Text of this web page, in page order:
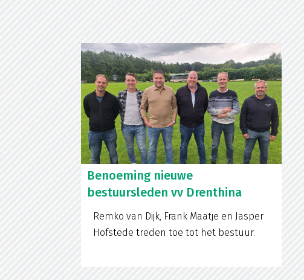
Benoeming nieuwe
bestuursleden vv Drenthina
Remko van Dijk, Frank Maatje en Jasper
Hofstede treden toe tot het bestuur.